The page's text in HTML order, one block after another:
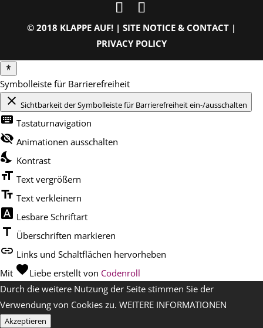
© 2018 KLAPPE AUF! | SITE NOTICE & CONTACT|
PRIVACY POLICY
Symbolleiste für Barrierefreiheit
close Sichtbarkeit der Symbolleiste für Barrierefreiheit ein-/ausschalten
keyboard Tastaturnavigation
visibility_off Animationen ausschalten
nights_stay Kontrast
format_size Text vergrößern
text_fields Text verkleinern
font_download Lesbare Schriftart
title Überschriften markieren
link Links und Schaltflächen hervorheben
Mit favoriteLiebe erstellt von Codenroll
Durch die weitere Nutzung der Seite stimmen Sie der
Verwendung von Cookies zu. WEITERE INFORMATIONEN
Akzeptieren